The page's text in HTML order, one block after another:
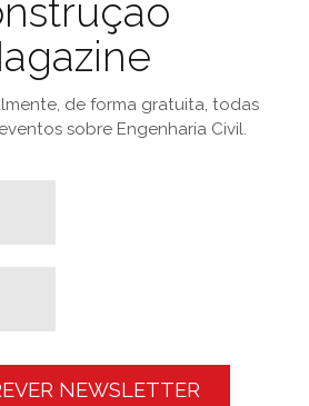
de forma gratuita, todas
sobre Engenharia Civil.
NEWSLETTER